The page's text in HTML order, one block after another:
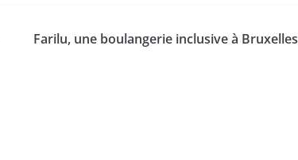
Farilu, une boulangerie inclusive à Bruxelles